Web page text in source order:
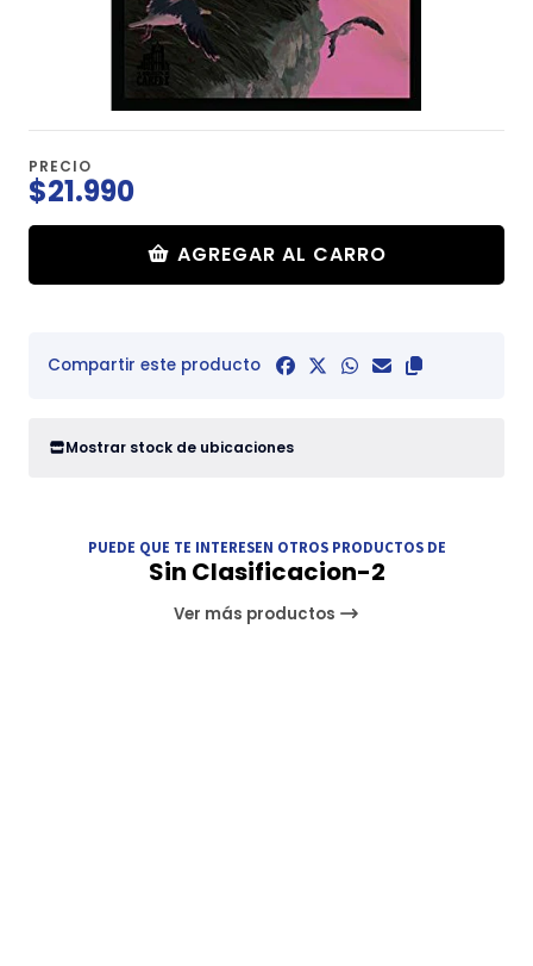
PRECIO
$21.990
AGREGAR AL CARRO
Compartir este producto
Mostrar stock de ubicaciones
PUEDE QUE TE INTERESEN OTROS PRODUCTOS DE
Sin Clasificacion-2
Ver más productos